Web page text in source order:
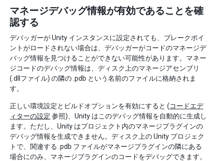
マネージデバッグ情報が有効であることを確
認する
デバッガーが Unity インスタンスに設定されても、ブレークポイ
ントがロードされない場合は、デバッガーがコードのマネージデ
バッグ情報を見つけることができない可能性があります。マネー
ジコードのデバッグ情報は、ディスク上のマネージアセンブリ
(.dllファイル) の隣の .pdb という名前のファイルに格納されま
す。
正しい環境設定とビルドオプションを有効にすると (コードエデ
ィターの設定 参照)、Unity はこのデバッグ情報を自動的に生成し
ます。ただし、Unity はプロジェクト内のマネージプラグインの
デバッグ情報を生成できません。ディスク上の Unity プロジェク
トで、関連する .pdb ファイルがマネージプラグインの隣にある
場合にのみ、マネージプラグインのコードをデバッグできます。